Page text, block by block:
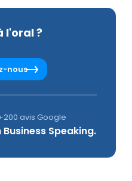
l'oral ?
nous
avis Google
Speaking.